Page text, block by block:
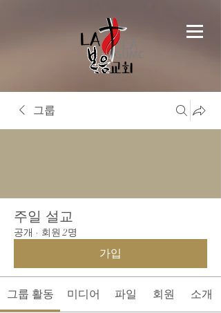
그룹
주일 설교
공개 · 회원 2명
가입
그룹 활동 미디어 파일 회원 소개